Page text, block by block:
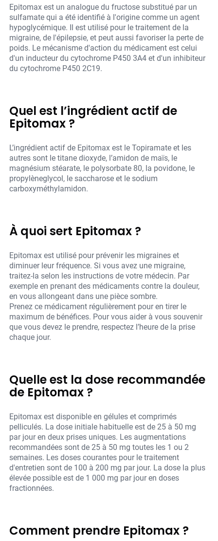
Epitomax est un analogue du fructose substitué par un
sulfamate qui a été identifié à l'origine comme un agent
hypoglycémique. Il est utilisé pour le traitement de la
migraine, de l'épilepsie, et peut aussi favoriser la perte de
poids. Le mécanisme d'action du médicament est celui
d'un inducteur du cytochrome P450 3A4 et d'un inhibiteur
du cytochrome P450 2C19.
Quel est l’ingrédient actif de
Epitomax ?
L’ingrédient actif de Epitomax est le Topiramate et les
autres sont le titane dioxyde, l’amidon de maïs, le
magnésium stéarate, le polysorbate 80, la povidone, le
propylèneglycol, le saccharose et le sodium
carboxyméthylamidon.
À quoi sert Epitomax ?
Epitomax est utilisé pour prévenir les migraines et
diminuer leur fréquence. Si vous avez une migraine,
traitez-la selon les instructions de votre médecin. Par
exemple en prenant des médicaments contre la douleur,
en vous allongeant dans une pièce sombre.
Prenez ce médicament régulièrement pour en tirer le
maximum de bénéfices. Pour vous aider à vous souvenir
que vous devez le prendre, respectez l’heure de la prise
chaque jour.
Quelle est la dose recommandée
de Epitomax ?
Epitomax est disponible en gélules et comprimés
pelliculés. La dose initiale habituelle est de 25 à 50 mg
par jour en deux prises uniques. Les augmentations
recommandées sont de 25 à 50 mg toutes les 1 ou 2
semaines. Les doses courantes pour le traitement
d'entretien sont de 100 à 200 mg par jour. La dose la plus
élevée possible est de 1 000 mg par jour en doses
fractionnées.
Comment prendre Epitomax ?